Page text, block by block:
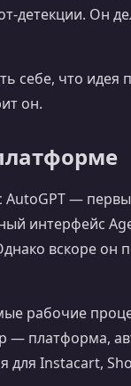
Он
себе, что
он.
AutoGPT —
интерфейс
вскоре он
рабочие
— платформа,
Instacart,